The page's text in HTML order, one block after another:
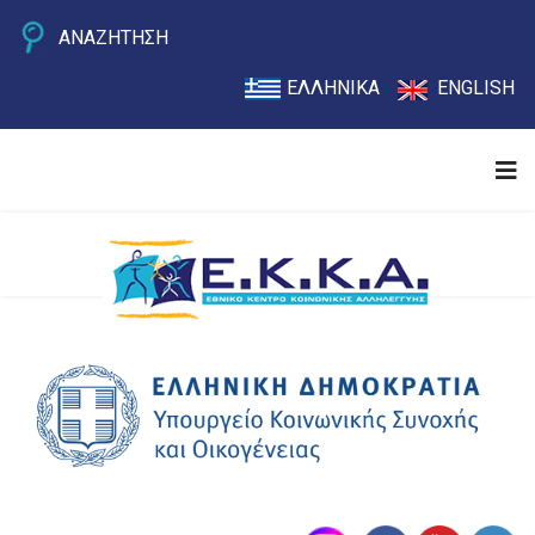
ΑΝΑΖΗΤΗΣΗ
ΕΛΛΗΝΙΚΑ ENGLISH